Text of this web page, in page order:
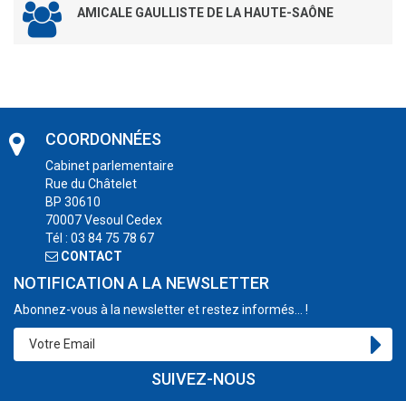
AMICALE GAULLISTE DE LA HAUTE-SAÔNE
COORDONNÉES
Cabinet parlementaire
Rue du Châtelet
BP 30610
70007 Vesoul Cedex
Tél : 03 84 75 78 67
CONTACT
NOTIFICATION A LA NEWSLETTER
Abonnez-vous à la newsletter et restez informés... !
SUIVEZ-NOUS